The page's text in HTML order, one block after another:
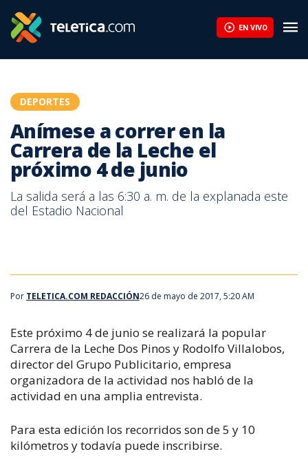
EN VIVO
DEPORTES
Anímese a correr en la
Carrera de la Leche el
próximo 4 de junio
La salida será a las 6:30 a. m. de la explanada este
del Estadio Nacional
Por TELETICA.COM REDACCIÓN26 de mayo de 2017, 5:20 AM
Este próximo 4 de junio se realizará la popular
Carrera de la Leche Dos Pinos y Rodolfo Villalobos,
director del Grupo Publicitario, empresa
organizadora de la actividad nos habló de la
actividad en una amplia entrevista.
Para esta edición los recorridos son de 5 y 10
kilómetros y todavía puede inscribirse.